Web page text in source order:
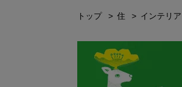
トップ 住 インテリア